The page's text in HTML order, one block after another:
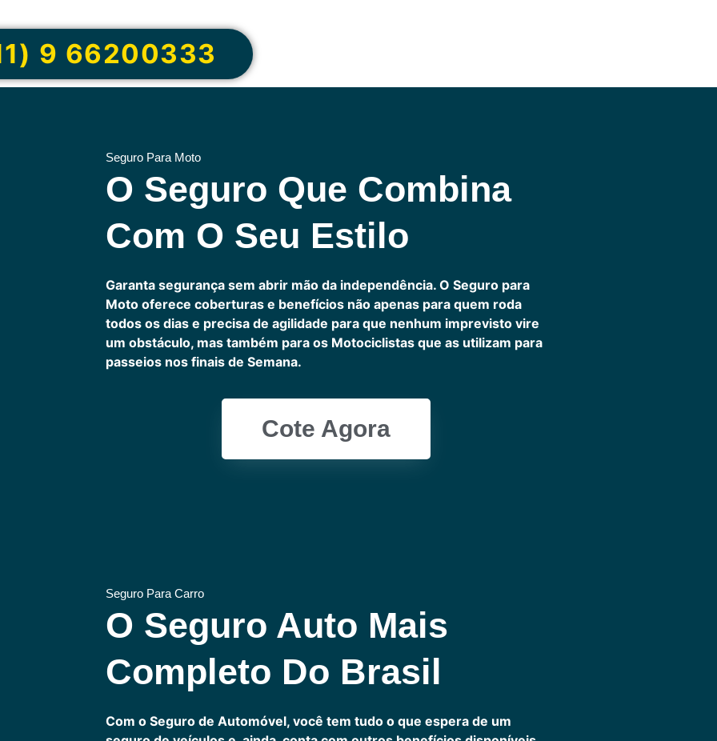
9 66200333
Seguro Para Moto
O Seguro Que Combina
Com O Seu Estilo
Garanta segurança sem abrir mão da independência. O Seguro para
Moto oferece coberturas e benefícios não apenas para quem roda
todos os dias e precisa de agilidade para que nenhum imprevisto vire
um obstáculo, mas também para os Motociclistas que as utilizam para
passeios nos finais de Semana.
Cote Agora
Seguro Para Carro
O Seguro Auto Mais
Completo Do Brasil
Com o Seguro de Automóvel, você tem tudo o que espera de um